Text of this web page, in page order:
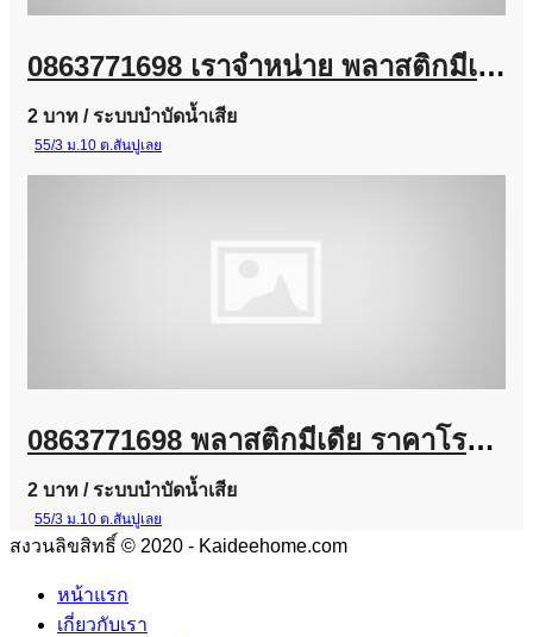
0863771698 เราจำหน่าย พลาสติกมีเดีย (Plastic Media) และ Bio Media
2 บาท / ระบบบำบัดน้ำเสีย
55/3 ม.10 ต.สันปูเลย
0863771698 พลาสติกมีเดีย ราคาโรงงาน | จำหน่าย Plastic Media สำหรับระบบบำบัดน้ำเสีย
2 บาท / ระบบบำบัดน้ำเสีย
55/3 ม.10 ต.สันปูเลย
สงวนลิขสิทธิ์ © 2020 - Kaideehome.com
หน้าแรก
เกี่ยวกับเรา